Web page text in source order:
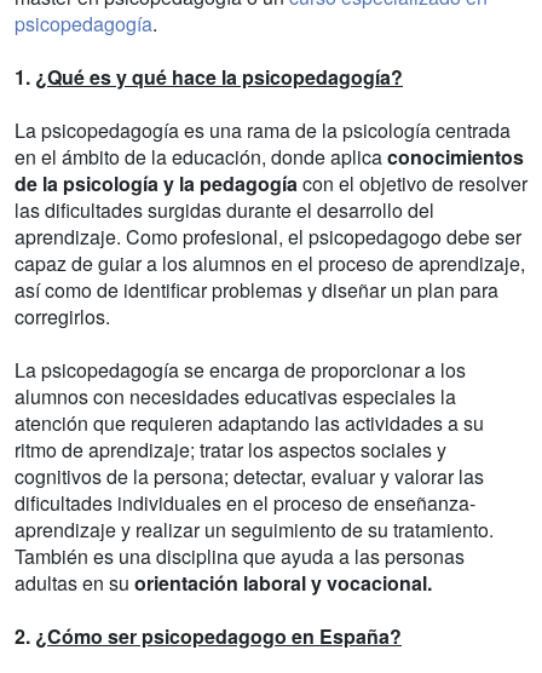
psicopedagogía.
1. ¿Qué es y qué hace la psicopedagogía?
La psicopedagogía es una rama de la psicología centrada
en el ámbito de la educación, donde aplicaconocimientos
de la psicología y la pedagogía con el objetivo de resolver
las dificultades surgidas durante el desarrollo del
aprendizaje. Como profesional, el psicopedagogo debe ser
capaz de guiar a los alumnos en el proceso de aprendizaje,
así como de identificar problemas y diseñar un plan para
corregirlos.
La psicopedagogía se encarga de proporcionar a los
alumnos con necesidades educativas especiales la
atención que requieren adaptando las actividades a su
ritmo de aprendizaje; tratar los aspectos sociales y
cognitivos de la persona; detectar, evaluar y valorar las
dificultades individuales en el proceso de enseñanza-
aprendizaje y realizar un seguimiento de su tratamiento.
También es una disciplina que ayuda a las personas
adultas en su orientación laboral y vocacional.
2. ¿Cómo ser psicopedagogo en España?